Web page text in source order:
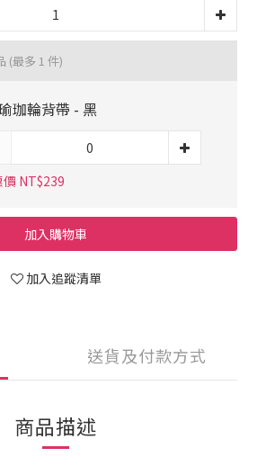
(最多 1 件)
珈輪背帶 - 黑
價 NT$239
加入購物車
加入追蹤清單
送貨及付款方式
商品描述